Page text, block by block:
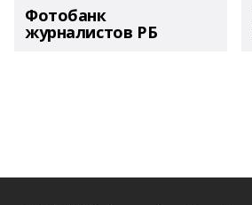
Фотобанк
журналистов РБ